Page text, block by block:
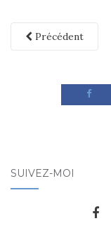
Précédent
SUIVEZ-MOI